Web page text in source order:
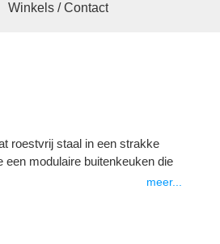
Winkels / Contact
roestvrij staal in een strakke
modulaire buitenkeuken die
binnenkeuken kent, nemen we
bepaalt de modules, het
meer...